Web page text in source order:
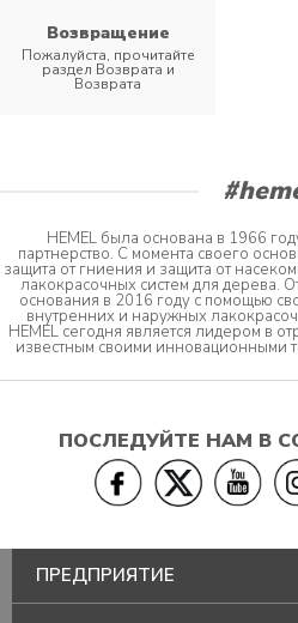
Возвращение
Пожалуйста, прочитайте
раздел Возврата и
Возврата
HEMEL была основана в 1966
партнерство. С момента своего
защита от гниения и защита от
лакокрасочных систем для дерева.
основания в 2016 году с помощью
внутренних и наружных
HEMEL сегодня является лидером в
известным своими инновационными
ПОСЛЕДУЙТЕ НАМ В
ПРЕДПРИЯТИЕ